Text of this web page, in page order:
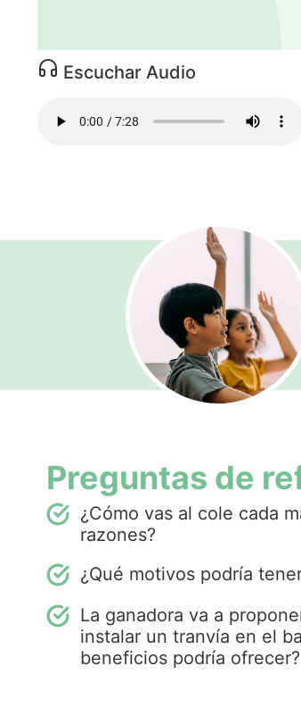
Escuchar Audio
Preguntas de
¿Cómo vas al cole cada
razones?
¿Qué motivos podría
La ganadora va a
instalar un tranvía en el
beneficios podría ofrecer?